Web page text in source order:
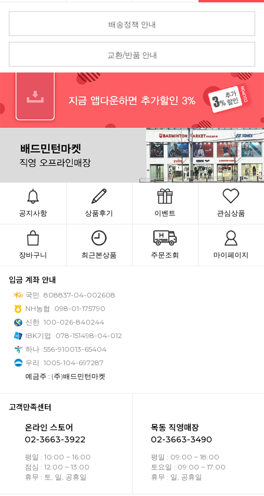
배송정책 안내
교환/반품 안내
공지사항 상품후기 이벤트 관심상품
장바구니 최근본상품 주문조회 마이페이지
입금 계좌 안내
국민 808837-04-002608
NH농협
098-01-175790
신한 100-026-840244
IBK기업
078-151498-04-012
하나 556-910013-65404
우리 1005-104-697287
예금주 : (주)배드민턴마켓
고객만족센터
온라인 스토어
02-3663-3922
평일 : 10:00 ~ 16:00
점심 : 12:00 ~ 13:00
휴무 : 토, 일, 공휴일
목동 직영매장
02-3663-3490
평일 : 09:00 ~ 18:00
토요일 : 09:00 ~ 17:00
휴무 : 일, 공휴일